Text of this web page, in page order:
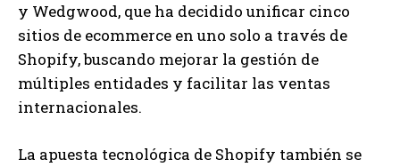
y Wedgwood, que ha decidido unificar cinco
sitios de ecommerce en uno solo a través de
Shopify, buscando mejorar la gestión de
múltiples entidades y facilitar las ventas
internacionales.
La apuesta tecnológica de Shopify también se